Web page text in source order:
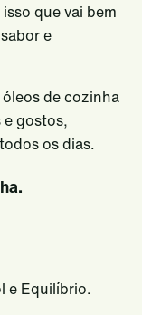
que vai bem
e
de cozinha
e gostos,
os dias.
e Equilíbrio.